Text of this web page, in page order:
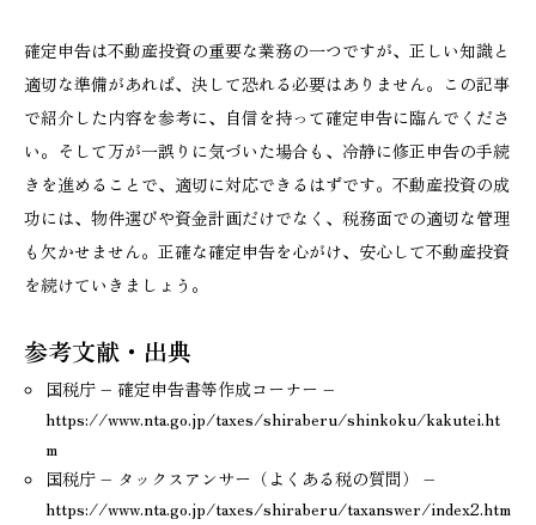
確定申告は不動産投資の重要な業務の一つですが、正しい知識と
適切な準備があれば、決して恐れる必要はありません。この記事
で紹介した内容を参考に、自信を持って確定申告に臨んでくださ
い。そして万が一誤りに気づいた場合も、冷静に修正申告の手続
きを進めることで、適切に対応できるはずです。不動産投資の成
功には、物件選びや資金計画だけでなく、税務面での適切な管理
も欠かせません。正確な確定申告を心がけ、安心して不動産投資
を続けていきましょう。
参考文献・出典
国税庁 – 確定申告書等作成コーナー –
https://www.nta.go.jp/taxes/shiraberu/shinkoku/kakutei.ht
m
国税庁 – タックスアンサー（よくある税の質問） –
https://www.nta.go.jp/taxes/shiraberu/taxanswer/index2.htm